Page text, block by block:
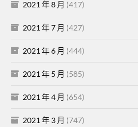
2021 年 8 月 (417)
2021 年 7 月 (427)
2021 年 6 月 (444)
2021 年 5 月 (585)
2021 年 4 月 (654)
2021 年 3 月 (747)